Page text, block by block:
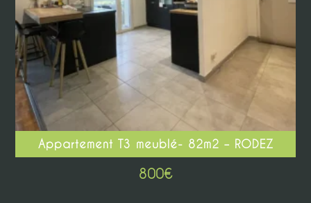
Appartement T3 meublé- 82m2 – RODEZ
800€